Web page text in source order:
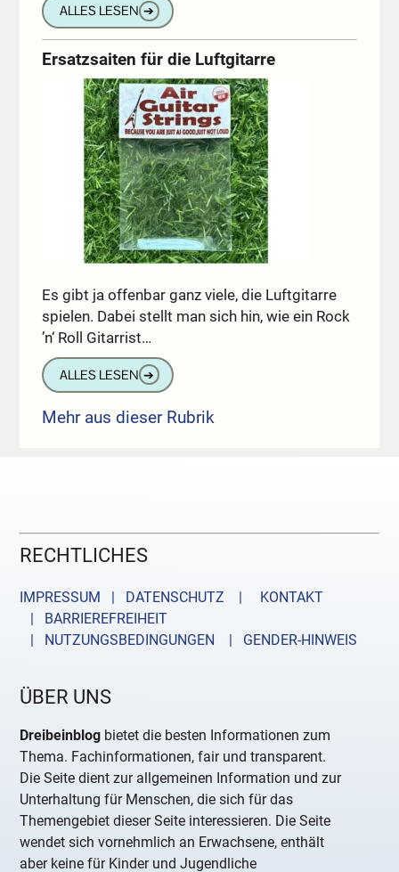
ALLES LESEN ➔
Ersatzsaiten für die Luftgitarre
Es gibt ja offenbar ganz viele, die Luftgitarre
spielen. Dabei stellt man sich hin, wie ein Rock
’n‘ Roll Gitarrist…
ALLES LESEN ➔
Mehr aus dieser Rubrik
RECHTLICHES
IMPRESSUM | DATENSCHUTZ |
KONTAKT
| BARRIEREFREIHEIT
| NUTZUNGSBEDINGUNGEN
| GENDER-HINWEIS
ÜBER UNS
Dreibeinblog bietet die besten Informationen zum
Thema. Fachinformationen, fair und transparent.
Die Seite dient zur allgemeinen Information und zur
Unterhaltung für Menschen, die sich für das
Themengebiet dieser Seite interessieren. Die Seite
wendet sich vornehmlich an Erwachsene, enthält
aber keine für Kinder und Jugendliche